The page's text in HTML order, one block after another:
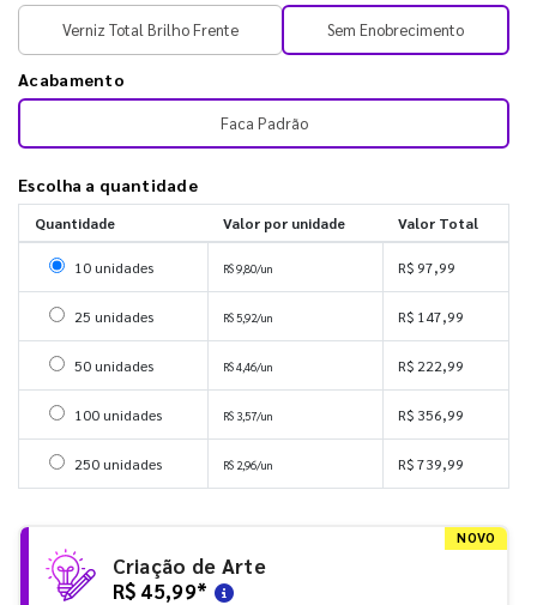
Verniz Total Brilho Frente Sem Enobrecimento
Acabamento
Faca Padrão
Escolha a quantidade
Quantidade Valor por unidade Valor Total
Selecionar 10 unidades
10 unidades R$ 9,80/un R$ 97,99
Selecionar 25 unidades
25 unidades R$ 5,92/un R$ 147,99
Selecionar 50 unidades
50 unidades R$ 4,46/un R$ 222,99
Selecionar 100 unidades
100 unidades R$ 3,57/un R$ 356,99
Selecionar 250 unidades
250 unidades R$ 2,96/un R$ 739,99
NOVO
Criação de Arte
R$ 45,99*